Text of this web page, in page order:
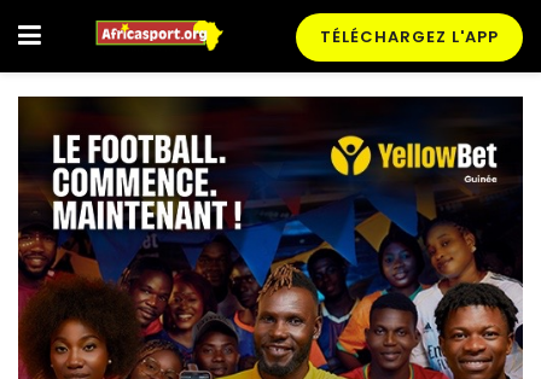
TÉLÉCHARGEZ L'APP